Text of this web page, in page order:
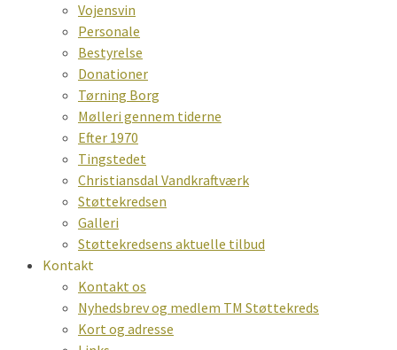
Vojensvin
Personale
Bestyrelse
Donationer
Tørning Borg
Mølleri gennem tiderne
Efter 1970
Tingstedet
Christiansdal Vandkraftværk
Støttekredsen
Galleri
Støttekredsens aktuelle tilbud
Kontakt
Kontakt os
Nyhedsbrev og medlem TM Støttekreds
Kort og adresse